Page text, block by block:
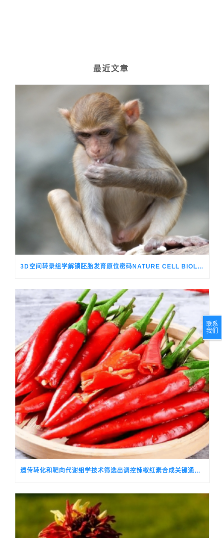
最近文章
3D空间转录组学解锁胚胎发育原位密码NATURE CELL BIOLOGY
遗传转化和靶向代谢组学技术筛选出调控辣椒红素合成关键通路基因的候选转录因子CALSH10
联系
我们